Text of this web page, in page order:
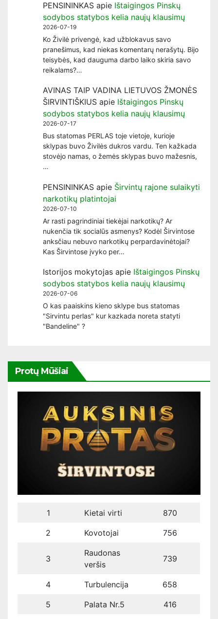
PENSININKAS apie Ištaigingos Pinskų
sodybos statybos kelia naujų klausimų
2026-07-19
Ko Živilė privengė, kad užblokavus savo
pranešimus, kad niekas komentarų nerašytų. Bijo
teisybės, kad dauguma darbo laiko skiria savo
reikalams?…
AVINAS TAIP VADINA LIETUVOS ŽMONĖS
ŠIRVINTIŠKIUS apie Ištaigingos Pinskų
sodybos statybos kelia naujų klausimų
2026-07-17
Bus statomas PERLAS toje vietoje, kurioje
sklypas buvo Živilės dukros vardu. Ten kažkada
stovėjo namas, o žemės sklypas buvo mažesnis,
…
PENSININKAS apie Širvintų rajone sulaikyti
narkotikų platintojai
2026-07-10
Ar rasti pagrindiniai tiekėjai narkotikų? Ar
nukenčia tik socialūs asmenys? Kodėl Širvintose
anksčiau nebuvo narkotikų perpardavinėtojai?
Kas Širvintose įvyko per…
Istorijos mokytojas apie Ištaigingos Pinskų
sodybos statybos kelia naujų klausimų
2026-07-06
O kas paaiskins kieno sklype bus statomas
"Sirvintu perlas" kur kazkada noreta statyti
"Bandeline" ?
Protų Mūšiai
1 Kietai virti 870
2 Kovotojai 756
3
Raudonas
veršis
739
4 Turbulencija 658
5 Palata Nr.5 416